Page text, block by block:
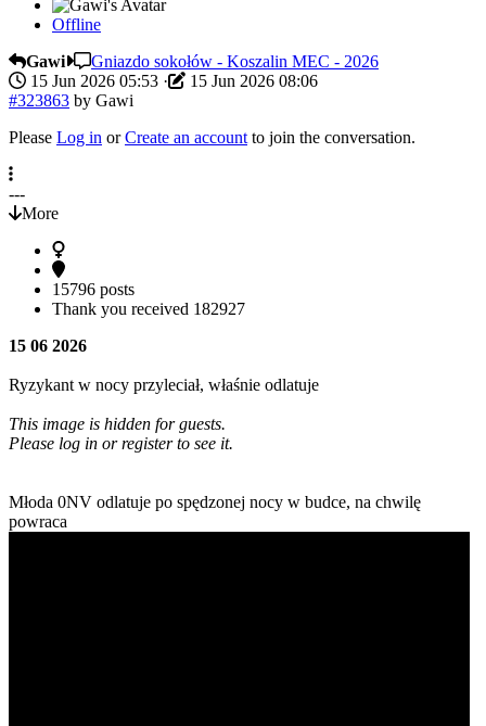
Offline
Gawi
Gniazdo sokołów - Koszalin MEC - 2026
15 Jun 2026 05:53 ·
15 Jun 2026 08:06
#323863 by Gawi
Please Log in orCreate an account to join the conversation.
---
More
15796 posts
Thank you received 182927
15 06 2026
Ryzykant w nocy przyleciał, właśnie odlatuje
This image is hidden for guests.
Please log in or register to see it.
Młoda 0NV odlatuje po spędzonej nocy w budce, na chwilę
powraca